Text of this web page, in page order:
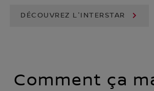
DÉCOUVREZ L'INTERSTAR
Comment ça